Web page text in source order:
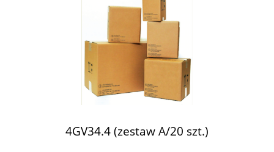
4GV34.4 (zestaw A/20 szt.)